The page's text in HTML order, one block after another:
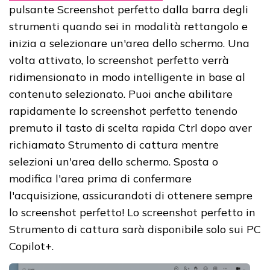
pulsante Screenshot perfetto dalla barra degli
strumenti quando sei in modalità rettangolo e
inizia a selezionare un'area dello schermo. Una
volta attivato, lo screenshot perfetto verrà
ridimensionato in modo intelligente in base al
contenuto selezionato. Puoi anche abilitare
rapidamente lo screenshot perfetto tenendo
premuto il tasto di scelta rapida Ctrl dopo aver
richiamato Strumento di cattura mentre
selezioni un'area dello schermo. Sposta o
modifica l'area prima di confermare
l'acquisizione, assicurandoti di ottenere sempre
lo screenshot perfetto! Lo screenshot perfetto in
Strumento di cattura sarà disponibile solo sui PC
Copilot+.